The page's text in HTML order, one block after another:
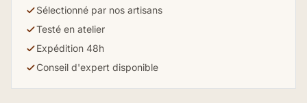
Sélectionné par nos artisans
Testé en atelier
Expédition 48h
Conseil d'expert disponible